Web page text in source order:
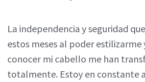
La independencia y seguridad
estos meses al poder estilizarme
conocer mi cabello me han
totalmente. Estoy en constante